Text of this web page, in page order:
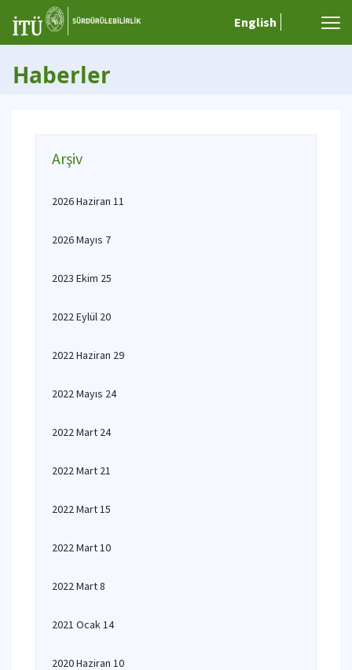
English
Haberler
Arşiv
2026 Haziran 11
2026 Mayıs 7
2023 Ekim 25
2022 Eylül 20
2022 Haziran 29
2022 Mayıs 24
2022 Mart 24
2022 Mart 21
2022 Mart 15
2022 Mart 10
2022 Mart 8
2021 Ocak 14
2020 Haziran 10